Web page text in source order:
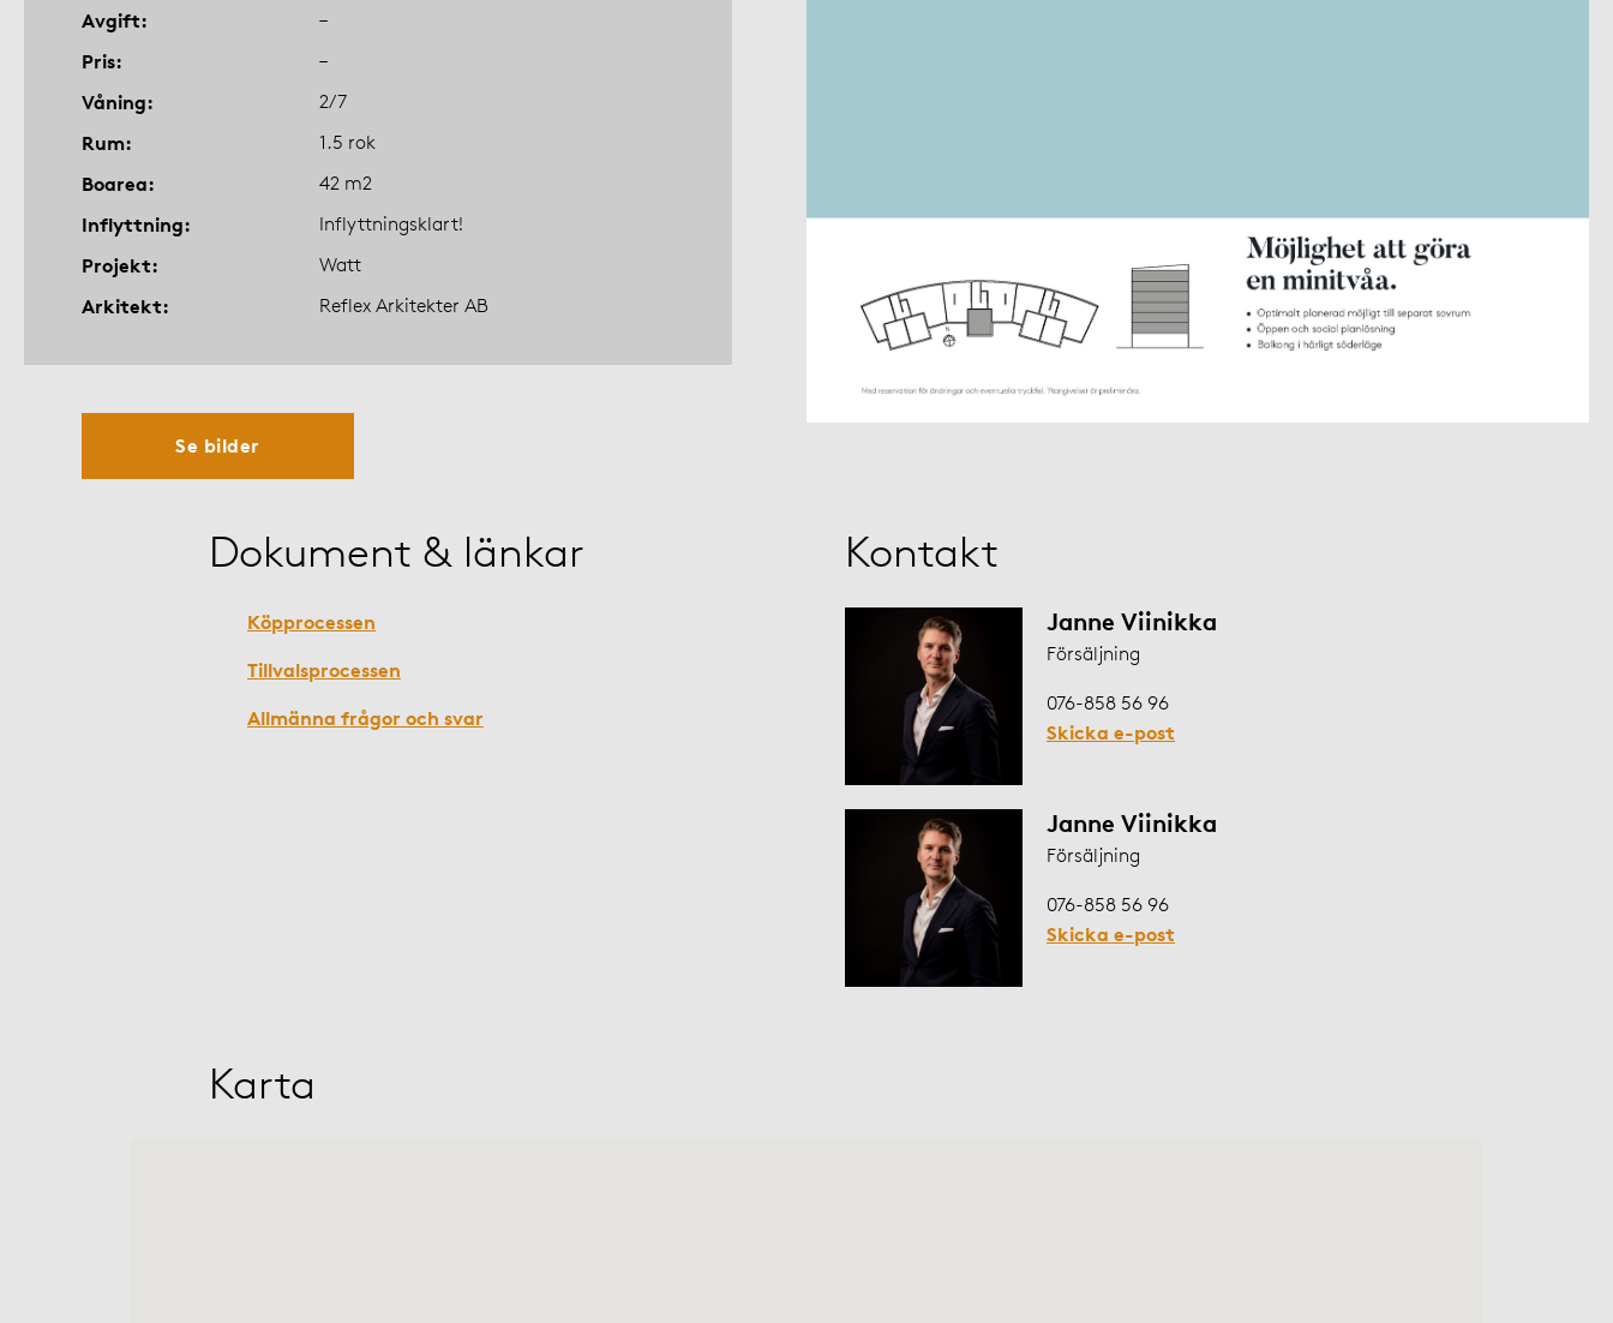
Avgift –
Pris –
Våning 2/7
Rum 1.5 rok
Boarea 42 m2
Inflyttning Inflyttningsklart!
Projekt Watt
Arkitekt Reflex Arkitekter AB
Se bilder
Dokument & länkar
Köpprocessen
Tillvalsprocessen
Allmänna frågor och svar
Kontakt
Janne Viinikka
Försäljning
076-858 56 96
Skicka e-post
Janne Viinikka
Försäljning
076-858 56 96
Skicka e-post
Karta